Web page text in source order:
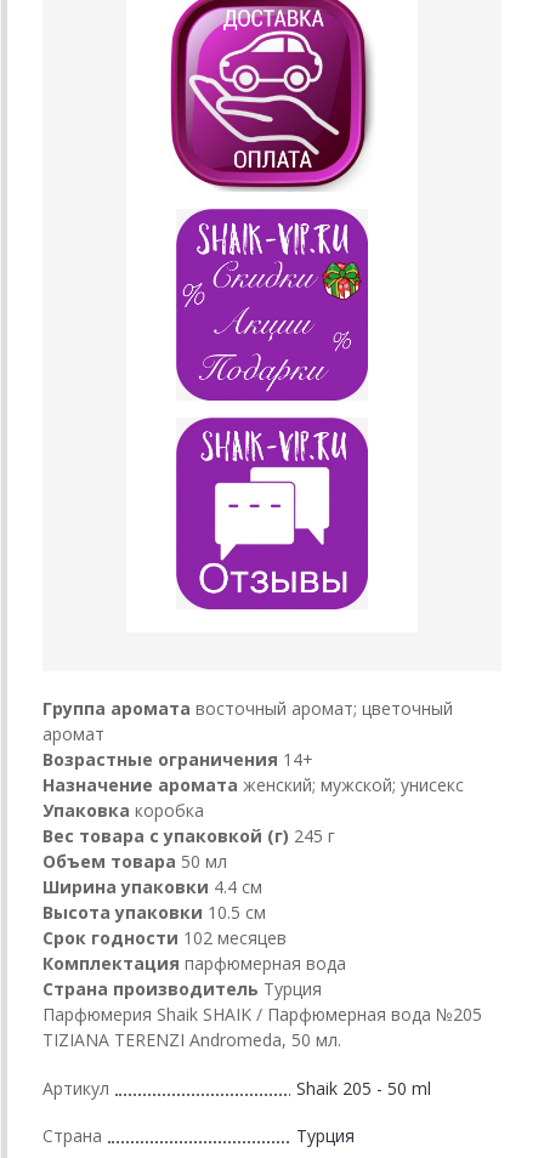
Группа аромата восточный аромат; цветочный
аромат
Возрастные ограничения 14+
Назначение аромата женский; мужской; унисекс
Упаковка коробка
Вес товара с упаковкой (г) 245 г
Объем товара 50 мл
Ширина упаковки 4.4 см
Высота упаковки 10.5 см
Срок годности 102 месяцев
Комплектация парфюмерная вода
Страна производитель Турция
Парфюмерия Shaik SHAIK / Парфюмерная вода №205
TIZIANA TERENZI Andromeda, 50 мл.
Артикул Shaik 205 - 50 ml
Страна Турция